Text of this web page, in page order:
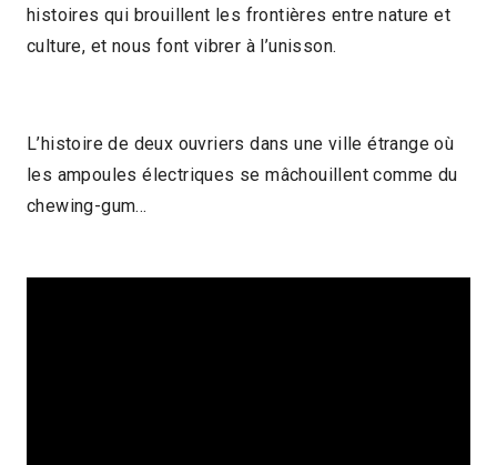
histoires qui brouillent les frontières entre nature et
culture, et nous font vibrer à l’unisson.
L’histoire de deux ouvriers dans une ville étrange où
les ampoules électriques se mâchouillent comme du
chewing-gum…